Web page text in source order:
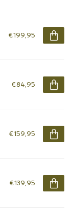
€199,95
€84,95
€159,95
€139,95